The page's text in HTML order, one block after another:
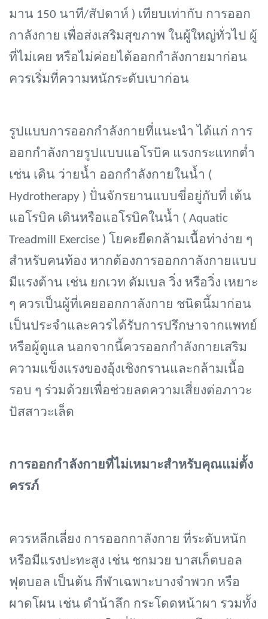
มาน 150 นาที/สัปดาห์ ) เทียบเท่ากับ การออก
กาลังกาย เพื่อส่งเสริมสุขภาพ ในผู้ใหญ่ทั่วไป ผู้
ที่ไม่เคย หรือไม่ค่อยได้ออกกำลังกายมาก่อน
ควรเริ่มที่ความหนักระดับเบาก่อน
รูปแบบการออกกำลังกายที่แนะนำ ได้แก่ การ
ออกกำลังกายรูปแบบแอโรบิค แรงกระแทกต่ำ
เช่น เดิน ว่ายน้ำ ออกกำลังกายในน้ำ (
Hydrotherapy ) ปั่นจักรยานแบบขี่อยู่กับที่ เต้น
แอโรบิค เดินหรือแอโรบิคในน้ำ ( Aquatic
Treadmill Exercise ) โยคะยืดกล้ามเนื้อท่าง่าย ๆ
สำหรับคนท้อง หากต้องการออกกาลังกายแบบ
มีแรงต้าน เช่น ยกเวท ดัมเบล วิ่ง หรือวิ่ง เหยาะ
ๆ ควรเป็นผู้ที่เคยออกกาลังกาย ชนิดนี้มาก่อน
เป็นประจำและควรได้รับการปรึกษาจากแพทย์
หรือผู้ดูแล นอกจากนี้ควรออกกำลังกายเสริม
ความแข็งแรงของอุ้งเชิงกรานและกล้ามเนื้อ
รอบ ๆ ร่วมด้วยเพื่อช่วยลดความเสี่ยงต่อภาวะ
ปัสสาวะเล็ด
การออกกำลังกายที่ไม่เหมาะสำหรับคุณแม่ตั้ง
ครรภ์
ควรหลีกเลี่ยง การออกกาลังกาย ที่ระดับหนัก
หรือมีแรงปะทะสูง เช่น ชกมวย บาสเก็ตบอล
ฟุตบอล เป็นต้น กีฬาเฉพาะบางจำพวก หรือ
ผาดโผน เช่น ดำน้าลึก กระโดดหน้าผา รวมทั้ง